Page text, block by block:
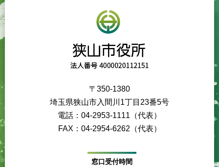
〒350-1380
埼玉県狭山市入間川1丁目23番5号
電話：04-2953-1111（代表）
FAX：04-2954-6262（代表）
窓口受付時間